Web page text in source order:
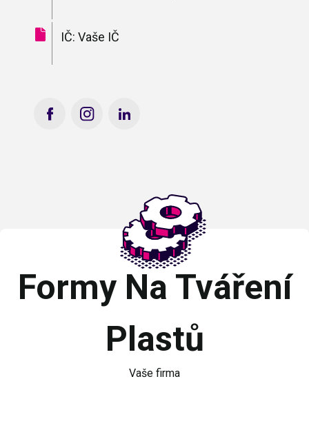
IČ: Vaše IČ
Formy Na Tváření
Plastů
Vaše firma